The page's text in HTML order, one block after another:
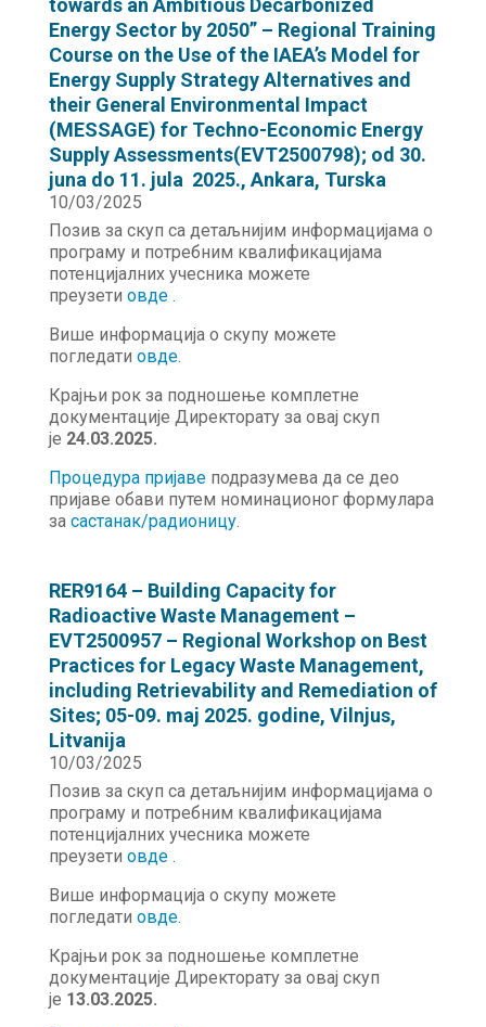
towards an Ambitious Decarbonized
Energy Sector by 2050” – Regional Training
Course on the Use of the IAEA’s Model for
Energy Supply Strategy Alternatives and
their General Environmental Impact
(MESSAGE) for Techno-Economic Energy
Supply Assessments(EVT2500798); od 30.
juna do 11. jula 2025., Ankara, Turska
10/03/2025
Позив за скуп са детаљнијим информацијама о
програму и потребним квалификацијама
потенцијалних учесника можете
преузети овде .
Више информација о скупу можете
погледати овде.
Крајњи рок за подношење комплетне
документације Директорату за овај скуп
је 24.03.2025.
Процедура пријавеподразумева да се део
пријаве обави путем номинационог формулара
за састанак/радионицу.
RER9164 – Building Capacity for
Radioactive Waste Management –
EVT2500957 – Regional Workshop on Best
Practices for Legacy Waste Management,
including Retrievability and Remediation of
Sites; 05-09. maj 2025. godine, Vilnjus,
Litvanija
10/03/2025
Позив за скуп са детаљнијим информацијама о
програму и потребним квалификацијама
потенцијалних учесника можете
преузети овде .
Више информација о скупу можете
погледати овде.
Крајњи рок за подношење комплетне
документације Директорату за овај скуп
је 13.03.2025.